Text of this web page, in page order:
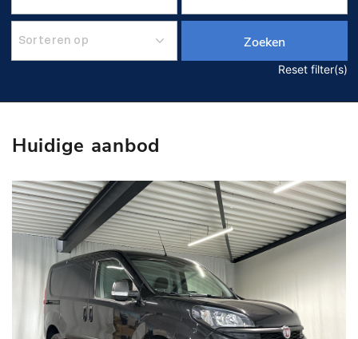
Zoeken
Reset filter(s)
Huidige aanbod